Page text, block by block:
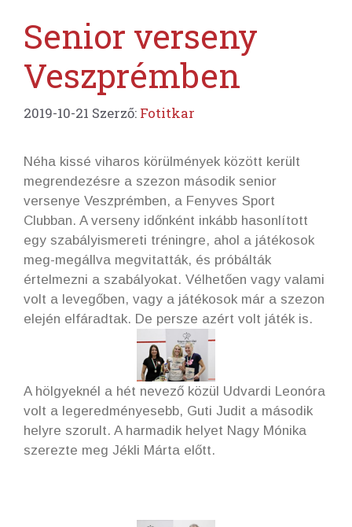
Senior verseny
Veszprémben
2019-10-21 Szerző: Fotitkar
Néha kissé viharos körülmények között került
megrendezésre a szezon második senior
versenye Veszprémben, a Fenyves Sport
Clubban. A verseny időnként inkább hasonlított
egy szabályismereti tréningre, ahol a játékosok
meg-megállva megvitatták, és próbálták
értelmezni a szabályokat. Vélhetően vagy valami
volt a levegőben, vagy a játékosok már a szezon
elején elfáradtak. De persze azért volt játék is.
A hölgyeknél a hét nevező közül Udvardi Leonóra
volt a legeredményesebb, Guti Judit a második
helyre szorult. A harmadik helyet Nagy Mónika
szerezte meg Jékli Márta előtt.